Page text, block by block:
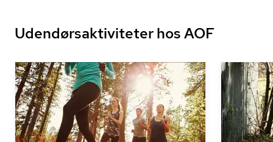
Udendørsaktiviteter hos AOF